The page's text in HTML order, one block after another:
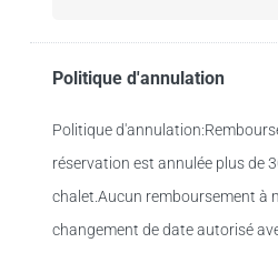
Politique d'annulation
Politique
réservation est annulée plus de
chalet.Aucun remboursement à
changement de date autorisé